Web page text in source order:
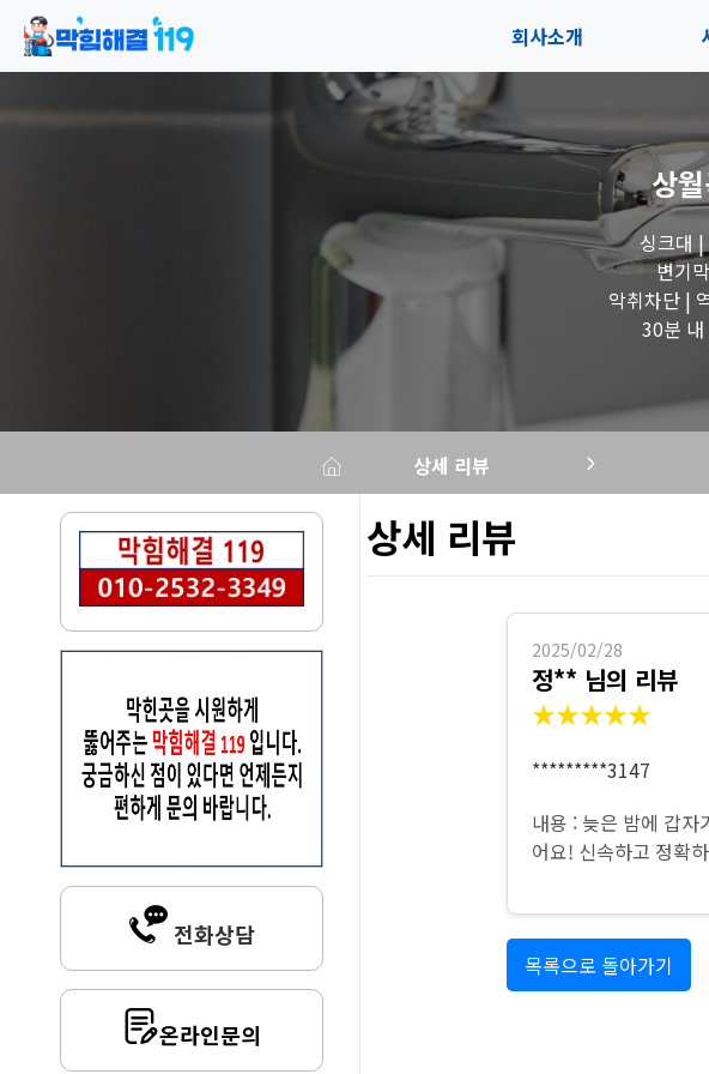
회사소개
오시는길
상
싱크대
변기
악취차단 |
30분 내
상세 리뷰
전화상담
온라인문의
상세 리뷰
2025/02/28
정** 님의 리뷰
★★★★★
*********3147
내용 : 늦은 밤에 갑
어요! 신속하고 정확
목록으로 돌아가기